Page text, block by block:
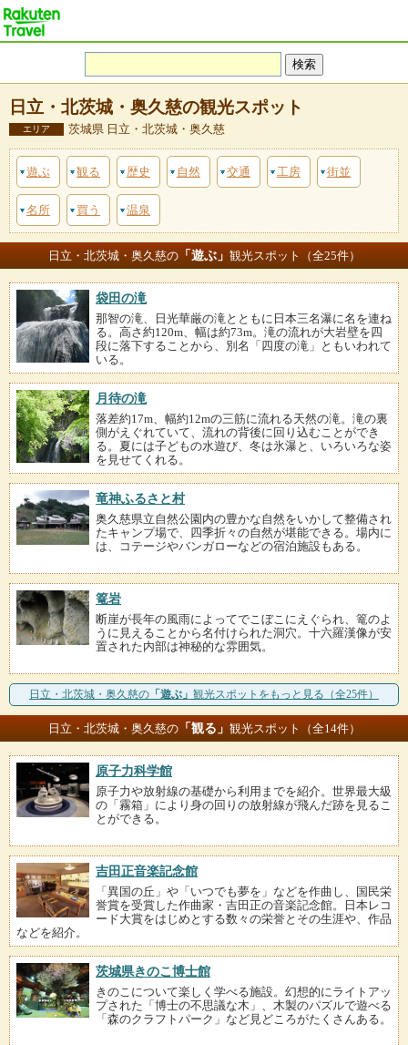
日立・北茨城・奥久慈の観光スポット
エリア 茨城県 日立・北茨城・奥久慈
遊ぶ 観る 歴史 自然 交通 工房 街並
名所 買う 温泉
日立・北茨城・奥久慈の「遊ぶ」 観光スポット（全25件）
袋田の滝
那智の滝、日光華厳の滝とともに日本三名瀑に名を連ね
る。高さ約120m、幅は約73m。滝の流れが大岩壁を四
段に落下することから、別名「四度の滝」ともいわれて
いる。
月待の滝
落差約17m、幅約12mの三筋に流れる天然の滝。滝の裏
側がえぐれていて、流れの背後に回り込むことができ
る。夏には子どもの水遊び、冬は氷瀑と、いろいろな姿
を見せてくれる。
竜神ふるさと村
奥久慈県立自然公園内の豊かな自然をいかして整備され
たキャンプ場で、四季折々の自然が堪能できる。場内に
は、コテージやバンガローなどの宿泊施設もある。
篭岩
断崖が長年の風雨によってでこぼこにえぐられ、篭のよ
うに見えることから名付けられた洞穴。十六羅漢像が安
置された内部は神秘的な雰囲気。
日立・北茨城・奥久慈の 「遊ぶ」 観光スポットをもっと見る（全25件）
日立・北茨城・奥久慈の「観る」 観光スポット（全14件）
原子力科学館
原子力や放射線の基礎から利用までを紹介。世界最大級
の「霧箱」により身の回りの放射線が飛んだ跡を見るこ
とができる。
吉田正音楽記念館
「異国の丘」や「いつでも夢を」などを作曲し、国民栄
誉賞を受賞した作曲家・吉田正の音楽記念館。日本レコ
ード大賞をはじめとする数々の栄誉とその生涯や、作品
などを紹介。
茨城県きのこ博士館
きのこについて楽しく学べる施設。幻想的にライトアッ
プされた「博士の不思議な木」、木製のパズルで遊べる
「森のクラフトパーク」など見どころがたくさんある。